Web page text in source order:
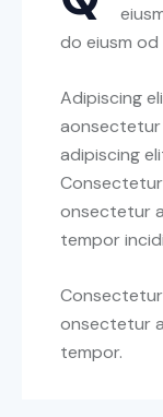
do eiusm
Adipiscing
adipiscing
onsectetur
tempor
onsectetur
tempor.